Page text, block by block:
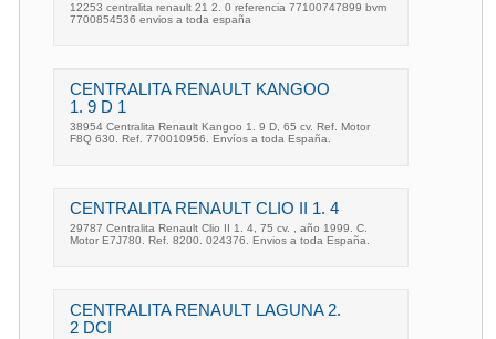
12253 centralita renault 21 2. 0 referencia 77100747899 bvm
7700854536 envios a toda españa
CENTRALITA RENAULT KANGOO
1. 9 D 1
38954 Centralita Renault Kangoo 1. 9 D, 65 cv. Ref. Motor
F8Q 630. Ref. 770010956. Envíos a toda España.
CENTRALITA RENAULT CLIO II 1. 4
29787 Centralita Renault Clio II 1. 4, 75 cv. , año 1999. C.
Motor E7J780. Ref. 8200. 024376. Envios a toda España.
CENTRALITA RENAULT LAGUNA 2.
2 DCI